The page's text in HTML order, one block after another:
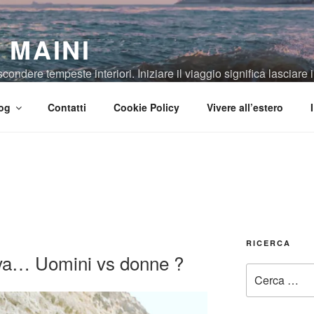
MAINI
tempeste interiori. Iniziare il viaggio significa lasciare
Contatti Cookie Policy Vivere all’estero
Uomini vs donne ?
RICERCA